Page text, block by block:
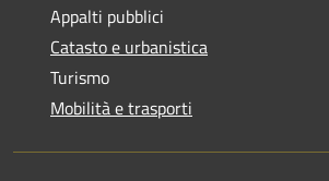
Appalti pubblici
Catasto e urbanistica
Turismo
Mobilità e trasporti